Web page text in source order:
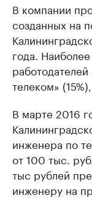
В компании
созданных на
года.
телеком»
В марте 2016
инженера по
от 100 тыс.
тыс рублей
инженеру на